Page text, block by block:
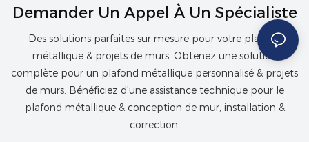
Demander Un Appel À Un Spécialiste
Des solutions parfaites sur mesure pour votre plafond
métallique & projets de murs. Obtenez une solution
complète pour un plafond métallique personnalisé & projets
de murs. Bénéficiez d'une assistance technique pour le
plafond métallique & conception de mur, installation &
correction.